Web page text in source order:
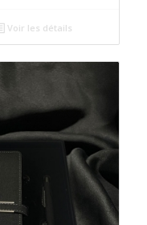
Voir les détails